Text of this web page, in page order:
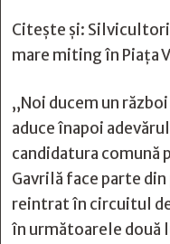
Citește și:
mare miting în Piața
„Noi ducem un
aduce înapoi
candidatura comună
Gavrilă face parte
reintrat în circuitul
în următoarele două